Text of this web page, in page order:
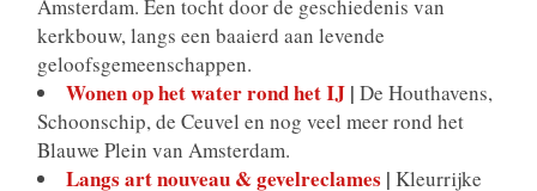
Amsterdam. Een tocht door de geschiedenis van
kerkbouw, langs een baaierd aan levende
geloofsgemeenschappen.
Wonen op het water rond het IJ | De Houthavens,
Schoonschip, de Ceuvel en nog veel meer rond het
Blauwe Plein van Amsterdam.
Langs art nouveau & gevelreclames | Kleurrijke